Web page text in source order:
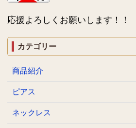
応援よろしくお願いします！！
カテゴリー
商品紹介
ピアス
ネックレス